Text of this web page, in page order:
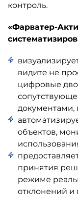
контроль.
«Фарватер-
видите не
цифровые
документами,
объектов,
принятия
режиме
отклонений и